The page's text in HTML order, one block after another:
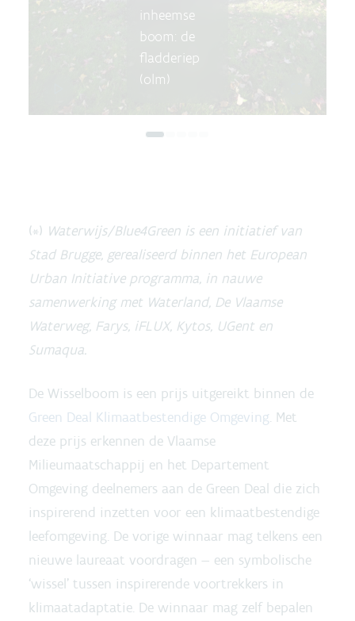
inheemse
boom: de
fladderiep
(olm)
(*) Waterwijs/Blue4Green is een initiatief van
Stad Brugge, gerealiseerd binnen het European
Urban Initiative programma, in nauwe
samenwerking met Waterland, De Vlaamse
Waterweg, Farys, iFLUX, Kytos, UGent en
Sumaqua.
De Wisselboom is een prijs uitgereikt binnen de
Green Deal Klimaatbestendige Omgeving. Met
deze prijs erkennen de Vlaamse
Milieumaatschappij en het Departement
Omgeving deelnemers aan de Green Deal die zich
inspirerend inzetten voor een klimaatbestendige
leefomgeving. De vorige winnaar mag telkens een
nieuwe laureaat voordragen — een symbolische
‘wissel’ tussen inspirerende voortrekkers in
klimaatadaptatie. De winnaar mag zelf bepalen